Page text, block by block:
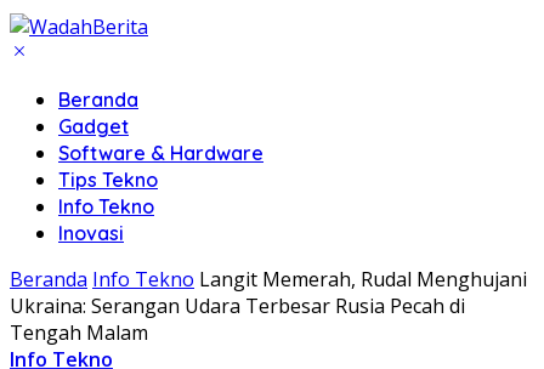
Beranda
Gadget
Software & Hardware
Tips Tekno
Info Tekno
Inovasi
Beranda Info Tekno Langit Memerah, Rudal Menghujani
Ukraina: Serangan Udara Terbesar Rusia Pecah di
Tengah Malam
Info Tekno